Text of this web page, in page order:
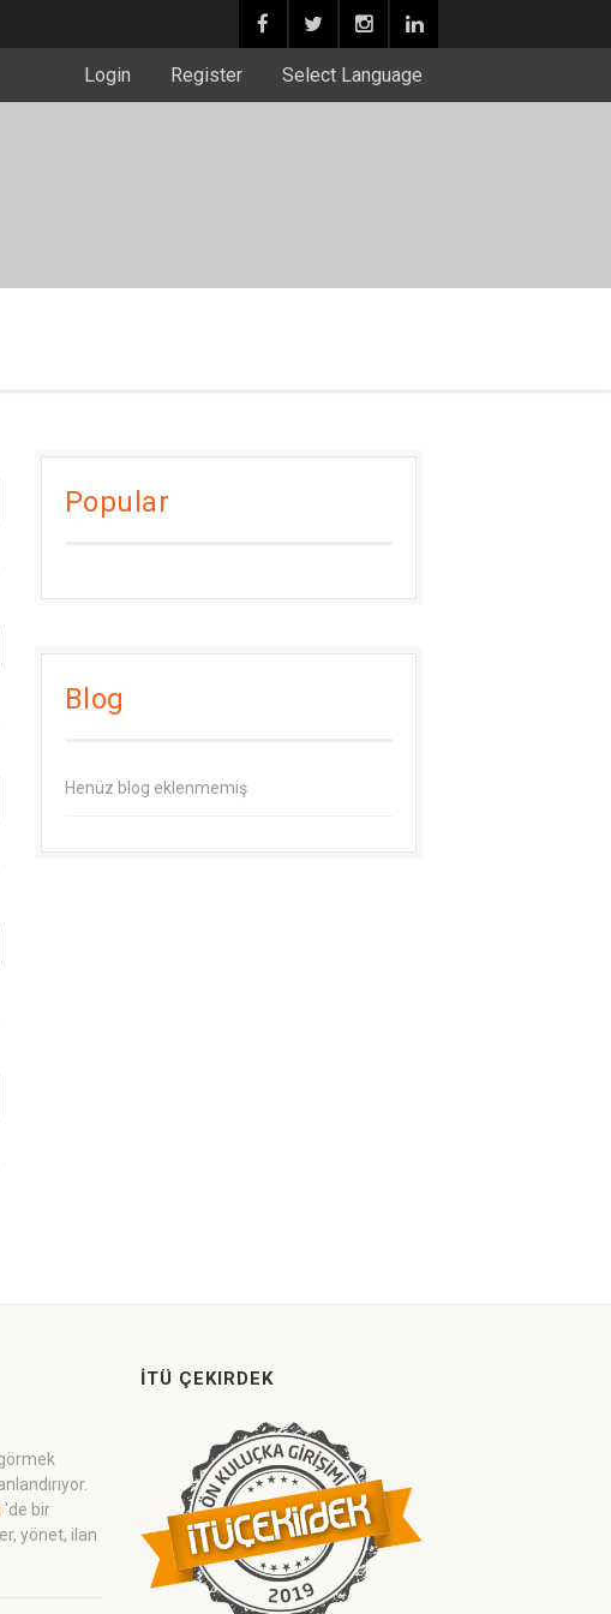
Login Register Select Language
Popular
Blog
Henüz blog eklenmemiş
'de bir
yönet, ilan
İTÜ ÇEKIRDEK